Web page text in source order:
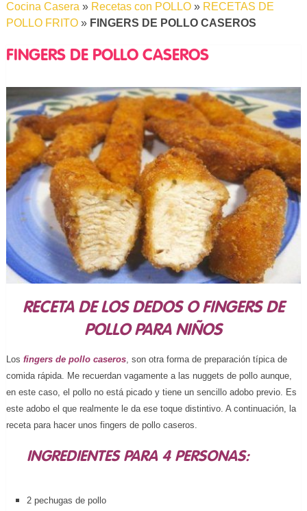
Cocina Casera» Recetas con POLLO» RECETAS DE
POLLO FRITO» FINGERS DE POLLO CASEROS
FINGERS DE POLLO CASEROS
RECETA DE LOS DEDOS O FINGERS DE
POLLO PARA NIÑOS
Los fingers de pollo caseros, son otra forma de preparación típica de
comida rápida. Me recuerdan vagamente a las nuggets de pollo aunque,
en este caso, el pollo no está picado y tiene un sencillo adobo previo. Es
este adobo el que realmente le da ese toque distintivo. A continuación, la
receta para hacer unos fingers de pollo caseros.
INGREDIENTES PARA 4 PERSONAS:
2 pechugas de pollo